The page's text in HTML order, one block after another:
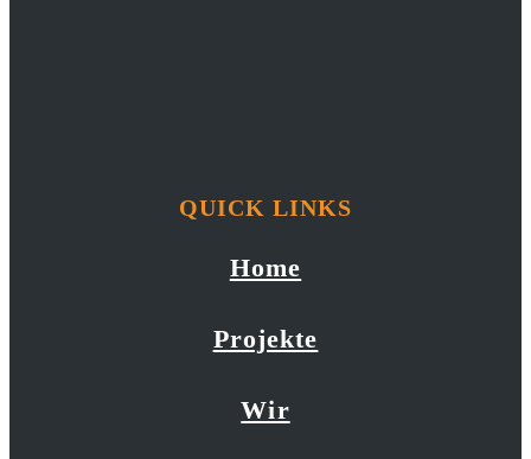
QUICK LINKS
Home
Projekte
Wir